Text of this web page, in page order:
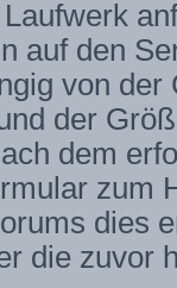
auf den
von
der
dem
zum
dies
die zuvor